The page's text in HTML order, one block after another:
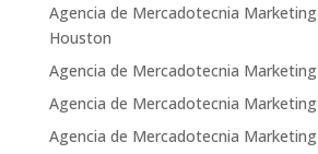
Agencia de Mercadotecnia
Houston
Agencia de Mercadotecnia
Agencia de Mercadotecnia
Agencia de Mercadotecnia